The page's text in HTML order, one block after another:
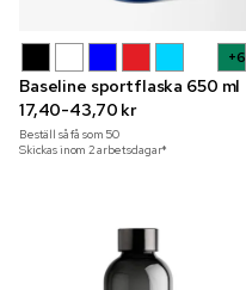
+6
Baseline sportflaska 650 ml
17,40-43,70 kr
Beställ så få som 50
Skickas inom 2 arbetsdagar*